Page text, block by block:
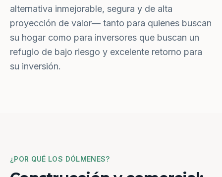
alternativa inmejorable, segura y de alta
proyección de valor— tanto para quienes buscan
su hogar como para inversores que buscan un
refugio de bajo riesgo y excelente retorno para
su inversión.
¿POR QUÉ LOS DÓLMENES?